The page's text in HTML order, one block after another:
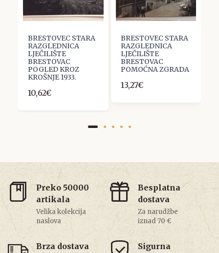
BRESTOVEC STARA
RAZGLEDNICA
LJEČILIŠTE
BRESTOVAC
POGLED KROZ
KROŠNJE 1933.
10,62€
BRESTOVEC STARA
RAZGLEDNICA
LJEČILIŠTE
BRESTOVAC
POMOĆNA ZGRADA
13,27€
Preko 50000
artikala
Velika kolekcija
naslova
Besplatna
dostava
Za narudžbe
iznad 70 €
Brza dostava
Sigurna